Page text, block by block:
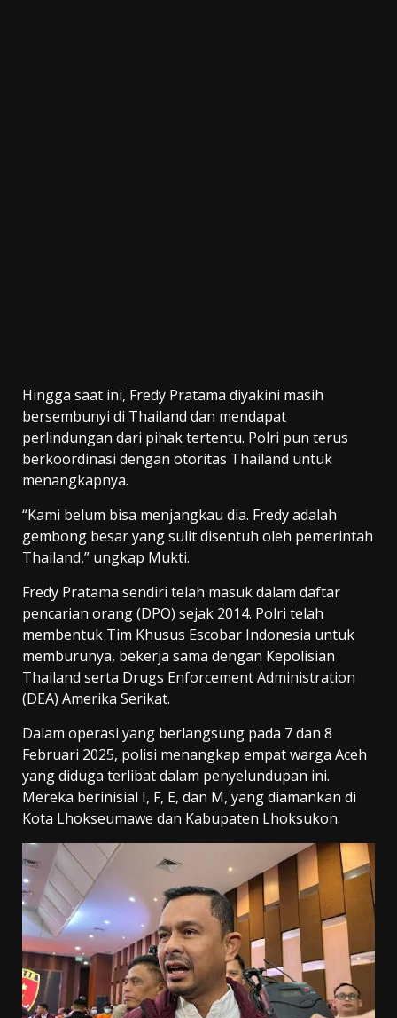
Hingga saat ini, Fredy Pratama diyakini masih
bersembunyi di Thailand dan mendapat
perlindungan dari pihak tertentu. Polri pun terus
berkoordinasi dengan otoritas Thailand untuk
menangkapnya.
“Kami belum bisa menjangkau dia. Fredy adalah
gembong besar yang sulit disentuh oleh pemerintah
Thailand,” ungkap Mukti.
Fredy Pratama sendiri telah masuk dalam daftar
pencarian orang (DPO) sejak 2014. Polri telah
membentuk Tim Khusus Escobar Indonesia untuk
memburunya, bekerja sama dengan Kepolisian
Thailand serta Drugs Enforcement Administration
(DEA) Amerika Serikat.
Dalam operasi yang berlangsung pada 7 dan 8
Februari 2025, polisi menangkap empat warga Aceh
yang diduga terlibat dalam penyelundupan ini.
Mereka berinisial I, F, E, dan M, yang diamankan di
Kota Lhokseumawe dan Kabupaten Lhoksukon.